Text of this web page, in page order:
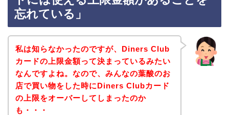
忘れている」
私は知らなかったのですが、Diners Club
カードの上限金額って決まっているみたい
なんですよね。なので、みんなの葉酸のお
店で買い物をした時にDiners Clubカード
の上限をオーバーしてしまったのか
も・・・